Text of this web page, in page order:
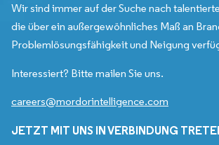
Wir sind immer auf der Suche nach
die über ein außergewöhnliches Maß an
Problemlösungsfähigkeit und Neigung
Interessiert? Bitte mailen Sie uns.
careers@mordorintelligence.com
JETZT MIT UNS IN VERBINDUNG